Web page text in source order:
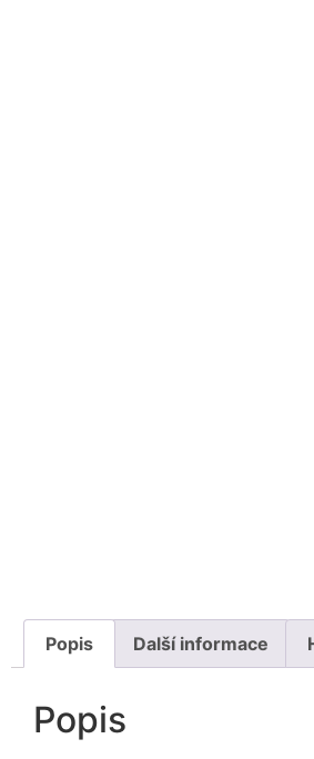
Popis Další informace
Popis